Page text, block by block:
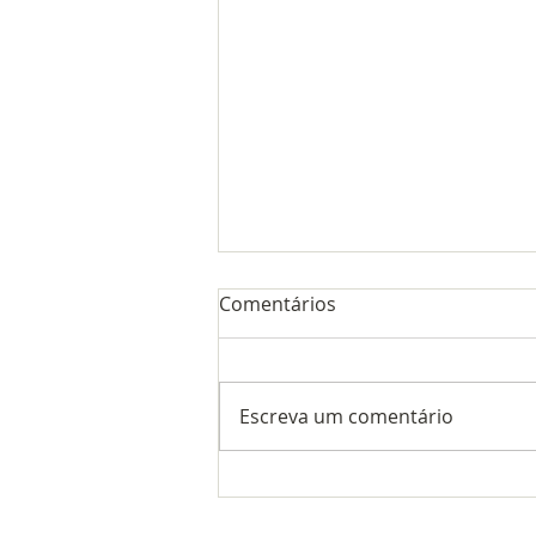
Ações para pleitear
Comentários
Escreva um comentário